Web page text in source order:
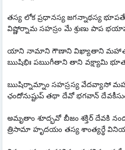
తస్య లోక ప్రధానస్య జగన్నాథస్య
విష్ణోర్నామ సహస్రం మే శ్రుణు పాప
యాని నామాని గౌణాని విఖ్యాతాని
ఋషిభిః పఋగీతాని తాని వక్ష్యామి
ఋషిర్నామ్నాం సహస్రస్య వేదవ్యాసో
ఛందోనుష్టుప్ తథా దేవో భగవాన్
అమృతాం శూద్భవో బీజం శక్తిర్ దేవకి
త్రిసామా హృదయం తస్య శాంత్యర్థే